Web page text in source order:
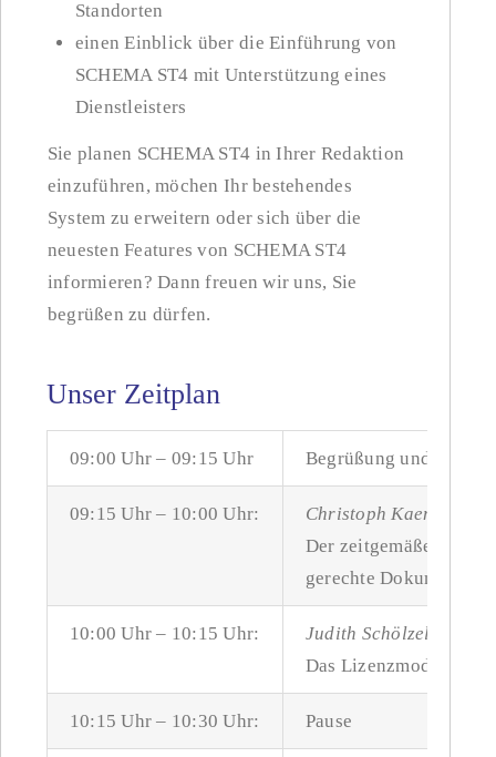
Standorten
einen Einblick über die Einführung von
SCHEMA ST4 mit Unterstützung eines
Dienstleisters
Sie planen SCHEMA ST4 in Ihrer Redaktion
einzuführen, möchen Ihr bestehendes
System zu erweitern oder sich über die
neuesten Features von SCHEMA ST4
informieren? Dann freuen wir uns, Sie
begrüßen zu dürfen.
Unser Zeitplan
09:00 Uhr – 09:15 Uhr Begrüßung und
09:15 Uhr – 10:00 Uhr:
Christoph Kaemena
Der zeitgemäße
gerechte
10:00 Uhr – 10:15 Uhr:
Judith Schölzel
Das Lizenzmodel von
10:15 Uhr – 10:30 Uhr: Pause